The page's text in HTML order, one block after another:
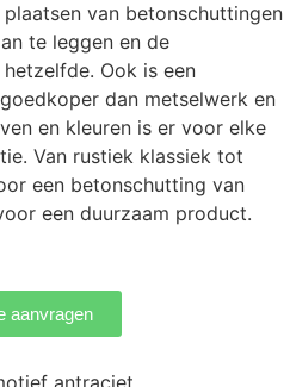
van betonschuttingen
te leggen en de
Ook is een
dan metselwerk en
en kleuren is er voor elke
Van rustiek klassiek tot
een betonschutting van
een duurzaam product.
aanvragen